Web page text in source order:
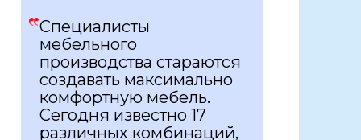
Специалисты
мебельного
производства стараются
создавать максимально
комфортную мебель.
Сегодня известно 17
различных комбинаций,